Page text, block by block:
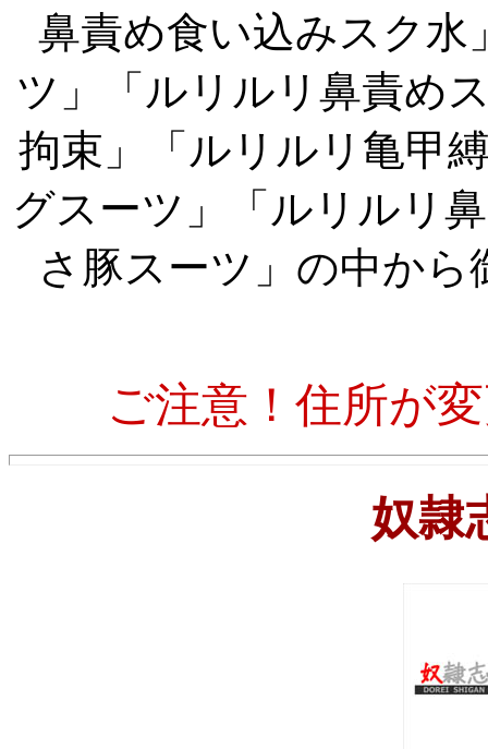
鼻責め食い込みスク
ツ」「ルリルリ鼻責め
拘束」「ルリルリ亀甲
グスーツ」「ルリルリ
さ豚スーツ」の中か
ご注意！住所が
奴隷